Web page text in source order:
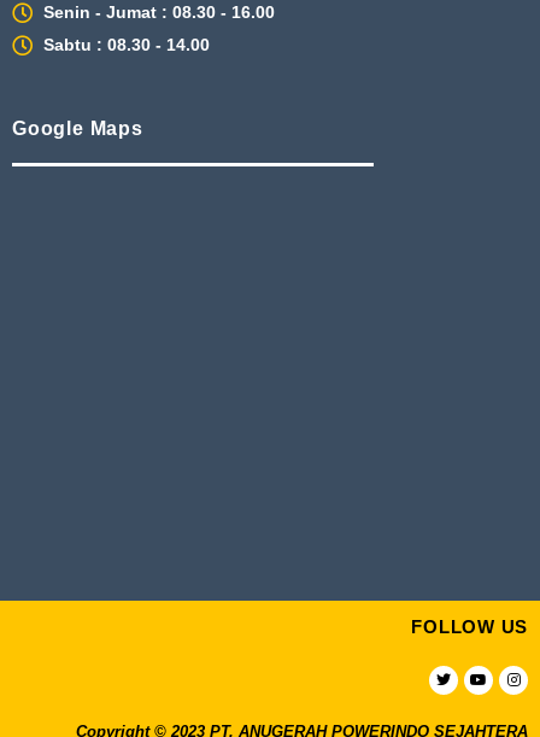
Senin - Jumat : 08.30 - 16.00
Sabtu : 08.30 - 14.00
Google Maps
FOLLOW US
Copyright © 2023 PT. ANUGERAH POWERINDO SEJAHTERA